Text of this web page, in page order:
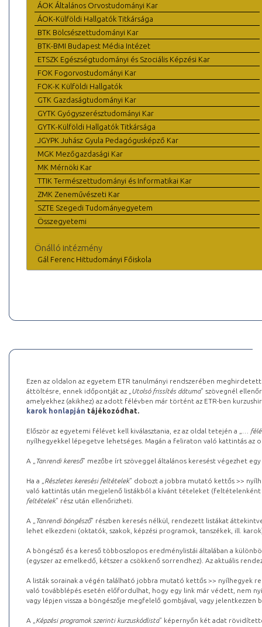
ÁOK Általános Orvostudományi Kar
ÁOK-Külföldi Hallgatók Titkársága
BTK Bölcsészettudományi Kar
BTK-BMI Budapest Média Intézet
ETSZK Egészségtudományi és Szociális Képzési Kar
FOK Fogorvostudományi Kar
FOK-K Külföldi Hallgatók
GTK Gazdaságtudományi Kar
GYTK Gyógyszerésztudományi Kar
GYTK-Külföldi Hallgatók Titkársága
JGYPK Juhász Gyula Pedagógusképző Kar
MGK Mezőgazdasági Kar
MK Mérnöki Kar
TTIK Természettudományi és Informatikai Kar
ZMK Zeneművészeti Kar
SZTE Szegedi Tudományegyetem
Összegyetemi
Önálló intézmény
Gál Ferenc Hittudományi Főiskola
Ezen az oldalon az egyetem ETR tanulmányi rendszerében
áttöltésre, ennek időpontját az „ Utolsó frissítés dátuma” szövegnél
amelyekhez (akikhez) az adott félévben már történt az ETR-ben
karok honlapján tájékozódhat.
Először az egyetemi félévet kell kiválasztania, ez az oldal tetején a „
…
nyílhegyekkel lépegetve lehetséges. Magán a feliraton való kattintás az
A „ Tanrendi kereső” mezőbe írt szöveggel általános keresést végezhet
Ha a „ Részletes keresési feltételek” dobozt a jobbra mutató kettős >>
való kattintás után megjelenő listákból a kívánt tételeket (feltételenként
feltételek” rész után ellenőrizheti.
A „ Tanrendi böngésző” részben keresés nélkül, rendezett listákat
lehet elkezdeni (oktatók, szakok, képzési programok, tanszékek, ill.
A böngésző és a kereső többoszlopos eredménylistái általában a
(egyszer az emelkedő, kétszer a csökkenő sorrendhez). Az aktuális
A listák sorainak a végén található jobbra mutató kettős >> nyílhegyek
való továbblépés esetén előfordulhat, hogy egy link már védett, nem
vagy lépjen vissza a böngészője megfelelő gombjával, vagy
A „ Képzési programok szerinti kurzuskódlista” képernyőn két adat